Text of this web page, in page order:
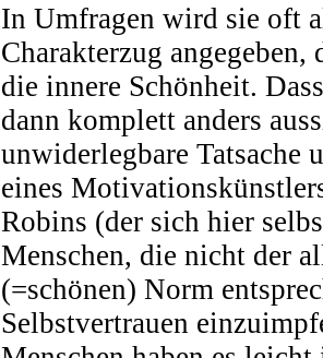
In Umfragen wird sie oft
Charakterzug
die innere Schönheit.
dann komplett anders
unwiderlegbare Tatsache
eines
Robins (der sich hier
Menschen, die nicht der
(=schönen) Norm
Selbstvertrauen